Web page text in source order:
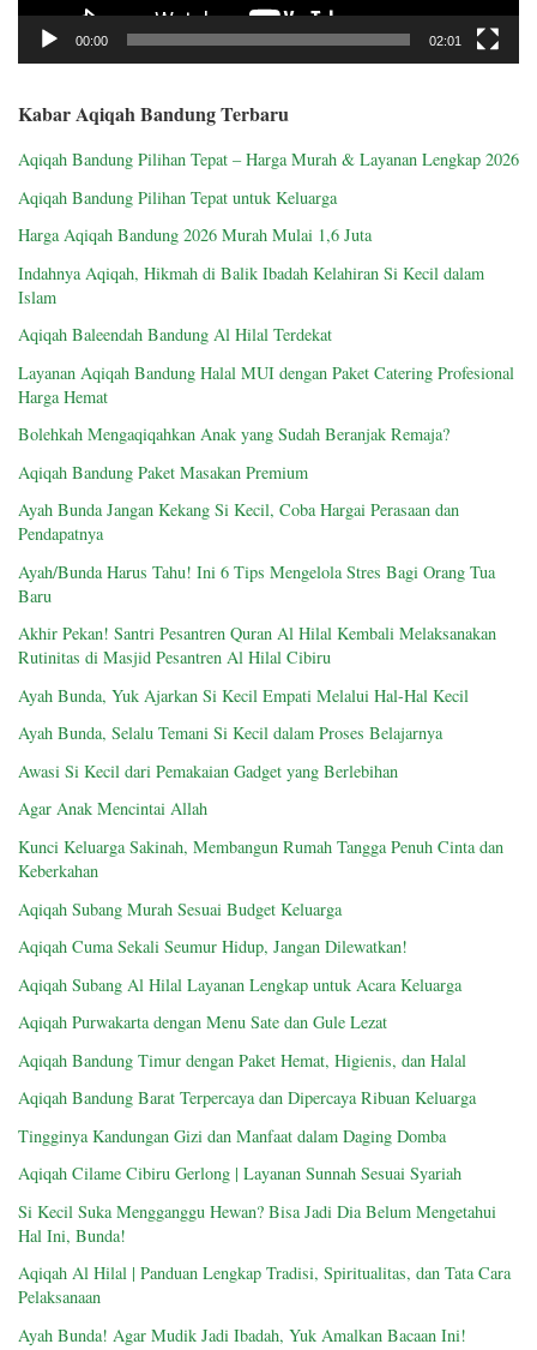
00:00 02:01
Kabar Aqiqah Bandung Terbaru
Aqiqah Bandung Pilihan Tepat – Harga Murah & Layanan Lengkap 2026
Aqiqah Bandung Pilihan Tepat untuk Keluarga
Harga Aqiqah Bandung 2026 Murah Mulai 1,6 Juta
Indahnya Aqiqah, Hikmah di Balik Ibadah Kelahiran Si Kecil dalam
Islam
Aqiqah Baleendah Bandung Al Hilal Terdekat
Layanan Aqiqah Bandung Halal MUI dengan Paket Catering Profesional
Harga Hemat
Bolehkah Mengaqiqahkan Anak yang Sudah Beranjak Remaja?
Aqiqah Bandung Paket Masakan Premium
Ayah Bunda Jangan Kekang Si Kecil, Coba Hargai Perasaan dan
Pendapatnya
Ayah/Bunda Harus Tahu! Ini 6 Tips Mengelola Stres Bagi Orang Tua
Baru
Akhir Pekan! Santri Pesantren Quran Al Hilal Kembali Melaksanakan
Rutinitas di Masjid Pesantren Al Hilal Cibiru
Ayah Bunda, Yuk Ajarkan Si Kecil Empati Melalui Hal-Hal Kecil
Ayah Bunda, Selalu Temani Si Kecil dalam Proses Belajarnya
Awasi Si Kecil dari Pemakaian Gadget yang Berlebihan
Agar Anak Mencintai Allah
Kunci Keluarga Sakinah, Membangun Rumah Tangga Penuh Cinta dan
Keberkahan
Aqiqah Subang Murah Sesuai Budget Keluarga
Aqiqah Cuma Sekali Seumur Hidup, Jangan Dilewatkan!
Aqiqah Subang Al Hilal Layanan Lengkap untuk Acara Keluarga
Aqiqah Purwakarta dengan Menu Sate dan Gule Lezat
Aqiqah Bandung Timur dengan Paket Hemat, Higienis, dan Halal
Aqiqah Bandung Barat Terpercaya dan Dipercaya Ribuan Keluarga
Tingginya Kandungan Gizi dan Manfaat dalam Daging Domba
Aqiqah Cilame Cibiru Gerlong | Layanan Sunnah Sesuai Syariah
Si Kecil Suka Mengganggu Hewan? Bisa Jadi Dia Belum Mengetahui
Hal Ini, Bunda!
Aqiqah Al Hilal | Panduan Lengkap Tradisi, Spiritualitas, dan Tata Cara
Pelaksanaan
Ayah Bunda! Agar Mudik Jadi Ibadah, Yuk Amalkan Bacaan Ini!